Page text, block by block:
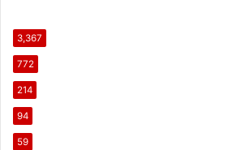
3,367
772
214
94
59